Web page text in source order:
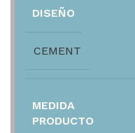
DISEÑO
CEMENT
MEDIDA
PRODUCTO